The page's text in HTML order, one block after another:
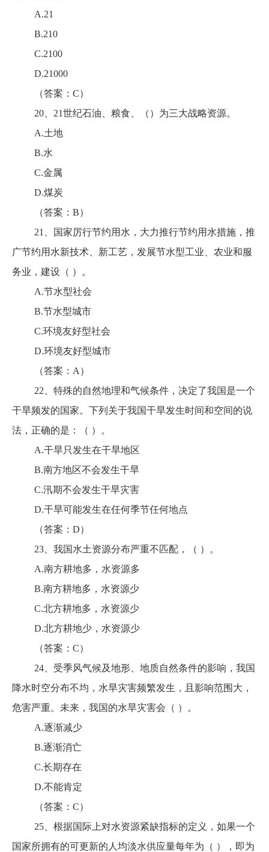
A.21
B.210
C.2100
D.21000
（答案：C）
20、21世纪石油、粮食、（）为三大战略资源。
A.土地
B.水
C.金属
D.煤炭
（答案：B）
21、国家厉行节约用水，大力推行节约用水措施，推
广节约用水新技术、新工艺，发展节水型工业、农业和服
务业，建设（ ）。
A.节水型社会
B.节水型城市
C.环境友好型社会
D.环境友好型城市
（答案：A）
22、特殊的自然地理和气候条件，决定了我国是一个
干旱频发的国家。下列关于我国干旱发生时间和空间的说
法，正确的是：（ ）。
A.干旱只发生在干旱地区
B.南方地区不会发生干旱
C.汛期不会发生干旱灾害
D.干旱可能发生在任何季节任何地点
（答案：D）
23、我国水土资源分布严重不匹配，（ ）。
A.南方耕地多，水资源多
B.南方耕地多，水资源少
C.北方耕地多，水资源少
D.北方耕地少，水资源少
（答案：C）
24、受季风气候及地形、地质自然条件的影响，我国
降水时空分布不均，水旱灾害频繁发生，且影响范围大，
危害严重。未来，我国的水旱灾害会（ ）。
A.逐渐减少
B.逐渐消亡
C.长期存在
D.不能肯定
（答案：C）
25、根据国际上对水资源紧缺指标的定义，如果一个
国家所拥有的可更新的人均淡水供应量每年为（ ），即为